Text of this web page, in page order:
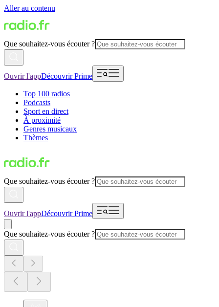
Aller au contenu
Que souhaitez-vous écouter ?
Ouvrir l'appDécouvrir Prime
Top 100 radios
Podcasts
Sport en direct
À proximité
Genres musicaux
Thèmes
Que souhaitez-vous écouter ?
Ouvrir l'appDécouvrir Prime
Que souhaitez-vous écouter ?